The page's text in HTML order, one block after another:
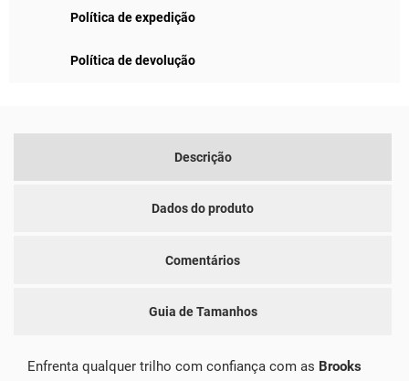
Política de expedição
Política de devolução
Descrição
Dados do produto
Comentários
Guia de Tamanhos
Enfrenta qualquer trilho com confiança com as Brooks